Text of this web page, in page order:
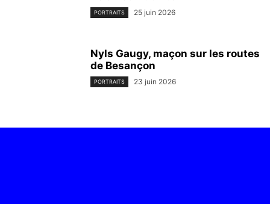
PORTRAITS 25 juin 2026
Nyls Gaugy, maçon sur les routes
de Besançon
PORTRAITS 23 juin 2026